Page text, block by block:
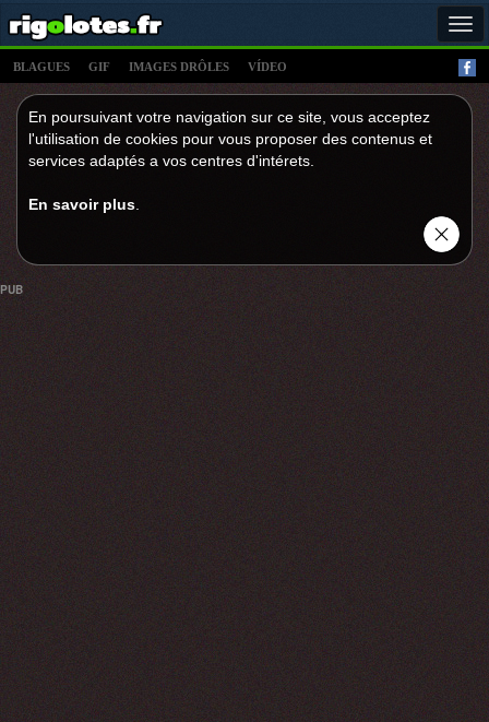
BLAGUES GIF IMAGES DRÔLES VÍDEO
En poursuivant votre navigation sur ce site, vous acceptez
l'utilisation de cookies pour vous proposer des contenus et
services adaptés a vos centres d'intérets.
En savoir plus
PUB